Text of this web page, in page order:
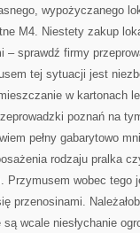
wypożyczanego
M4. Niestety zakup
sprawdź firmy
tej sytuacji jest
w kartonach
poznań na
pełny gabarytowo
rodzaju pralka
Przymusem wobec tego
przenosinami.
wcale niesłychanie